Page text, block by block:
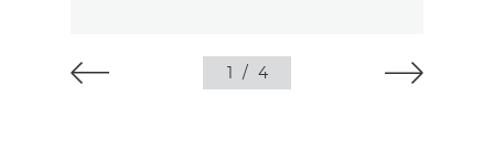
1 / 4